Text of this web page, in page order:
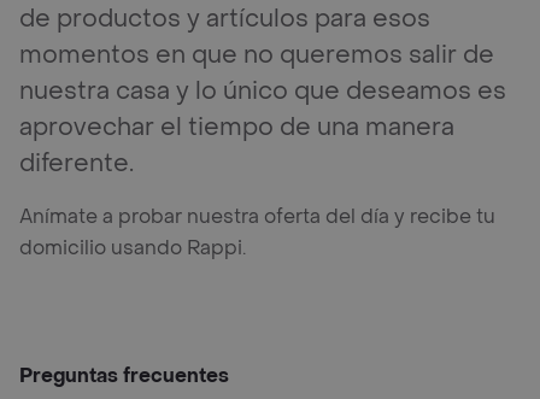
de productos y artículos para esos
momentos en que no queremos salir de
nuestra casa y lo único que deseamos es
aprovechar el tiempo de una manera
diferente.
Anímate a probar nuestra oferta del día y recibe tu
domicilio usando Rappi.
Preguntas frecuentes